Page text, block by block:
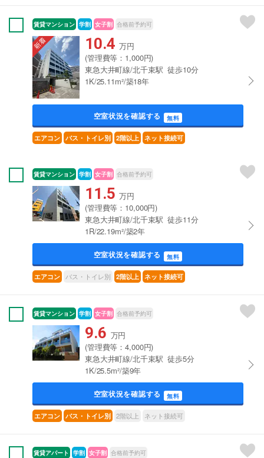
賃貸マンション 学割 女子割 合格前予約可
10.4 万円
(管理費等：1,000円)
東急大井町線/北千束駅 徒歩10分
1K/25.11m²/築18年
空室状況を確認する 無料
エアコン バス・トイレ別 2階以上 ネット接続可
賃貸マンション 学割 女子割 合格前予約可
11.5 万円
(管理費等：10,000円)
東急大井町線/北千束駅 徒歩11分
1R/22.19m²/築2年
空室状況を確認する 無料
エアコン バス・トイレ別 2階以上 ネット接続可
賃貸マンション 学割 女子割 合格前予約可
9.6 万円
(管理費等：4,000円)
東急大井町線/北千束駅 徒歩5分
1K/25.5m²/築9年
空室状況を確認する 無料
エアコン バス・トイレ別 2階以上 ネット接続可
賃貸アパート 学割 女子割 合格前予約可